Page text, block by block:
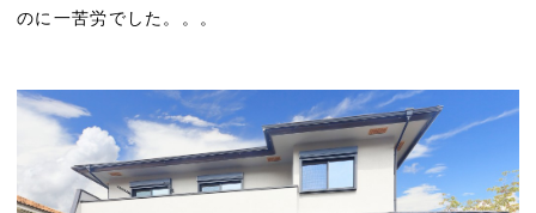
のに一苦労でした。。。